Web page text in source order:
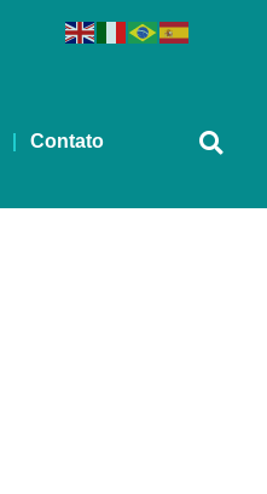
Contato